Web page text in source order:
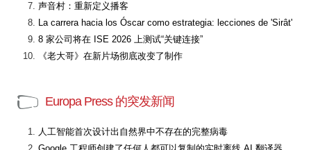
声音村：重新定义播客
La carrera hacia los Óscar como estrategia: lecciones de 'Sirât'
8 家公司将在 ISE 2026 上测试“关键连接”
《老大哥》在新片场彻底改变了制作
Europa Press 的突发新闻
人工智能首次设计出自然界中不存在的完整病毒